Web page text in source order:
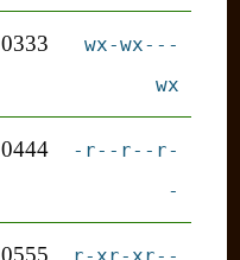
--wx-wx-
wx
0333
-r--r--r-
-
0444
0555